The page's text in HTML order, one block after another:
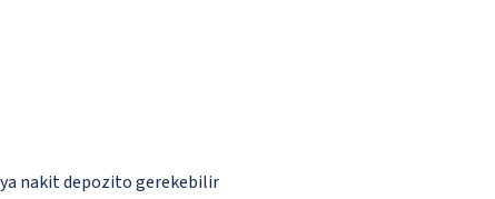
nakit depozito gerekebilir